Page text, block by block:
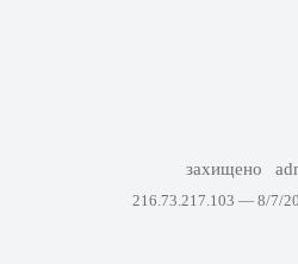
захищено
216.73.217.103 — 8/7/